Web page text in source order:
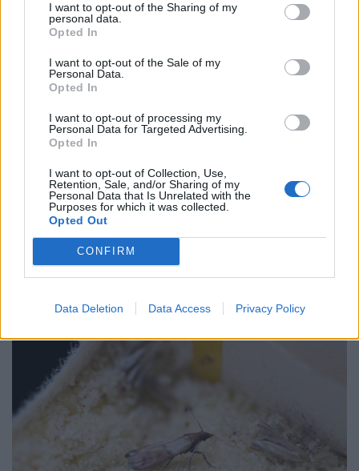
I want to opt-out of the Sharing of my
personal data.
Opted In
I want to opt-out of the Sale of my
Personal Data.
Opted In
I want to opt-out of processing my
Personal Data for Targeted Advertising.
Opted In
I want to opt-out of Collection, Use,
Retention, Sale, and/or Sharing of my
Personal Data that Is Unrelated with the
Purposes for which it was collected.
Opted Out
CONFIRM
Data Deletion Data Access Privacy Policy
A nyár fejedelmi tökfőzeléke, ami egészen más,
mint a menzai: erdélyi csomboros, küküllői
tojásfasírttal
Nagy kultúrtörténeti mesét azért nem is kerítek köré:
amióta világ a világ, és terem a tök, tájegységtől
módszerére.